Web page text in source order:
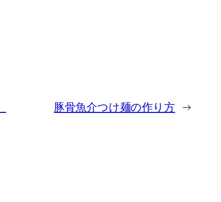
豚骨魚介つけ麺の作り方 →